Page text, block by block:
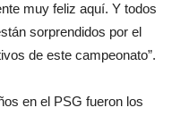
muy feliz aquí. Y todos
sorprendidos por el
de este campeonato”.
en el PSG fueron los